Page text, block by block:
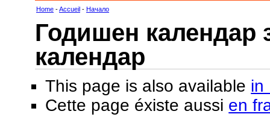
Home -Accueil - Начало
Годишен календар
календар
This page is also available in
Cette page éxiste aussi en